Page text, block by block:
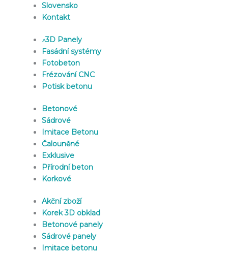
Slovensko
Kontakt
»3D Panely
Fasádní systémy
Fotobeton
Frézování CNC
Potisk betonu
Betonové
Sádrové
Imitace Betonu
Čalouněné
Exklusive
Přírodní beton
Korkové
Akční zboží
Korek 3D obklad
Betonové panely
Sádrové panely
Imitace betonu